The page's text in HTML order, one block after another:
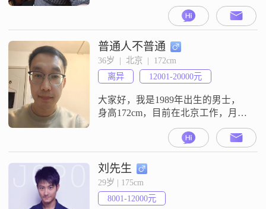
183cm，体重85公斤，不抽烟不喝酒
不油腻，爱运动，工作是教育管
理，负责剑桥托福英语及语文，月
收入高，房车都有，资料齐全
##3002##认真找对象##3002##
普通人不普通
36岁  |  北京  |  172cm
离异
12001-20000元
大家好，我是1989年出生的男士，
身高172cm，目前在北京工作，月收
入在12001到20000元之间，学历是
大学本科##3002##我补充一些我的
个人信息家庭 原生家庭温暖健康，
母亲尚在，家中排行老二，有哥哥
是医生，嫂子公务员，工作 我在北
京工作，张家口人，性格开朗乐
观，热爱生活，有稳定工作，有一
刘先生
29岁 | 175cm
8001-12000元